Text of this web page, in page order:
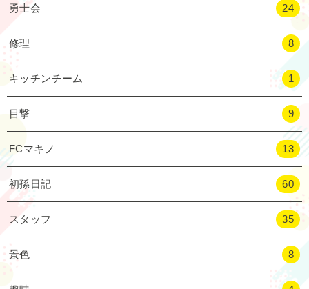
勇士会 24
修理 8
キッチンチーム 1
目撃 9
FCマキノ 13
初孫日記 60
スタッフ 35
景色 8